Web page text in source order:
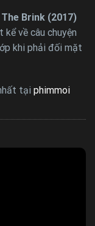
Brink (2017)
về câu chuyện
khi phải đối mặt
tại phimmoi